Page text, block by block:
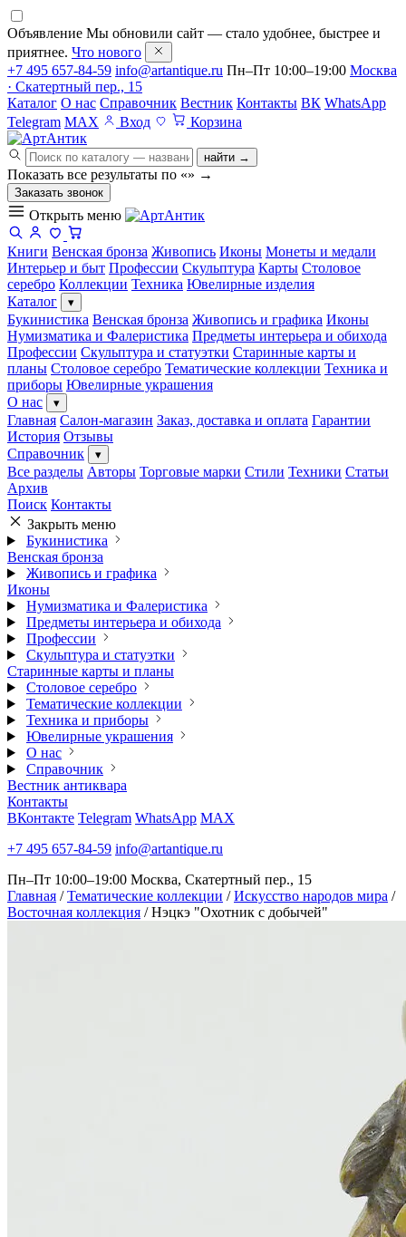
Объявление Мы обновили сайт — стало удобнее, быстрее и
приятнее. Что нового
+7 495 657-84-59 info@artantique.ru Пн–Пт 10:00–19:00 Москва
· Скатертный пер., 15
Каталог О нас Справочник Вестник Контакты ВК WhatsApp
Telegram MAX Вход Корзина
найти →
Показать все результаты по «» →
Заказать звонок
Открыть меню
Книги Венская бронза Живопись Иконы Монеты и медали
Интерьер и быт Профессии Скульптура Карты Столовое
серебро Коллекции Техника Ювелирные изделия
Каталог
▾
Букинистика Венская бронза Живопись и графика Иконы
Нумизматика и Фалеристика Предметы интерьера и обихода
Профессии Скульптура и статуэтки Старинные карты и
планы Столовое серебро Тематические коллекции Техника и
приборы Ювелирные украшения
О нас
▾
Главная Салон-магазин Заказ, доставка и оплата Гарантии
История Отзывы
Справочник
▾
Все разделы Авторы Торговые марки Стили Техники Статьи
Архив
Поиск Контакты
Закрыть меню
Букинистика
Венская бронза
Живопись и графика
Иконы
Нумизматика и Фалеристика
Предметы интерьера и обихода
Профессии
Скульптура и статуэтки
Старинные карты и планы
Столовое серебро
Тематические коллекции
Техника и приборы
Ювелирные украшения
О нас
Справочник
Вестник антиквара
Контакты
ВКонтакте Telegram WhatsApp MAX
+7 495 657-84-59 info@artantique.ru
Пн–Пт 10:00–19:00 Москва, Скатертный пер., 15
Главная / Тематические коллекции / Искусство народов мира /
Восточная коллекция / Нэцкэ "Охотник с добычей"